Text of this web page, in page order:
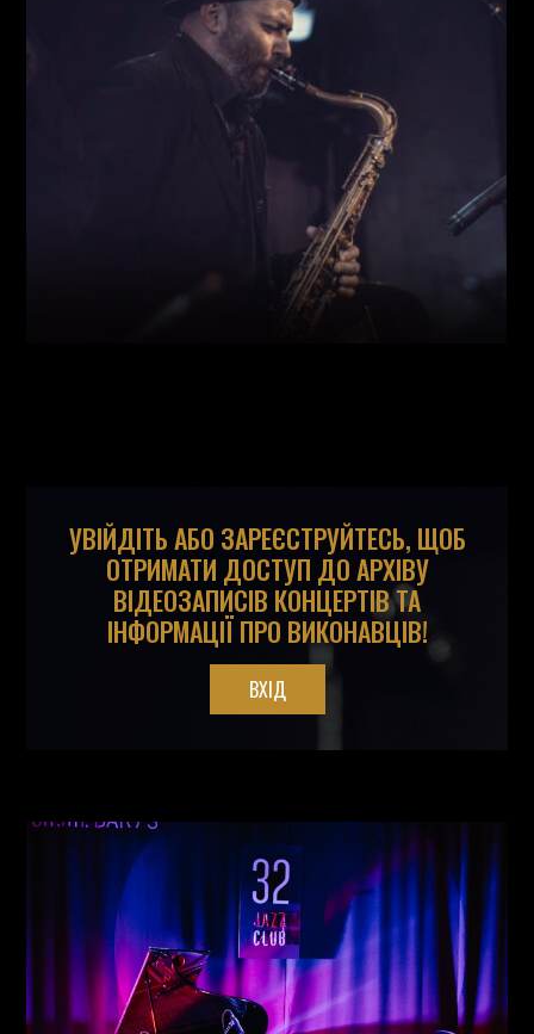
Богдан Кравчук (Саксофон
,) Олександр Ємець
УВІЙДІТЬ АБО ЗАРЕЄСТРУЙТЕСЬ, ЩОБ
ОТРИМАТИ ДОСТУП ДО АРХІВУ
ВІДЕОЗАПИСІВ КОНЦЕРТІВ ТА
ІНФОРМАЦІЇ ПРО ВИКОНАВЦІВ!
ВХІД